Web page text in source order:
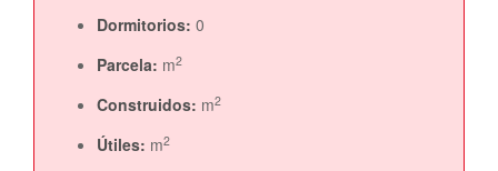
Dormitorios: 0
Parcela: m2
Construidos: m2
Útiles: m2